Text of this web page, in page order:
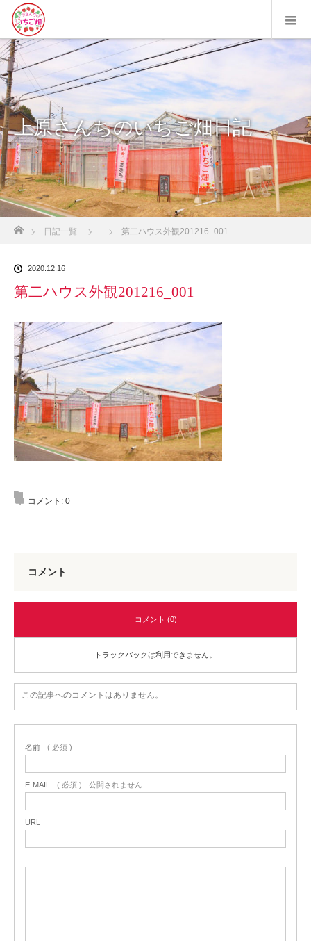
上原さんちのいちご畑日記
ホーム
日記一覧 第二ハウス外観201216_001
2020.12.16
第二ハウス外観201216_001
コメント: 0
コメント
コメント (0)
トラックバックは利用できません。
この記事へのコメントはありません。
名前 ( 必須 )
E-MAIL ( 必須 ) - 公開されません -
URL